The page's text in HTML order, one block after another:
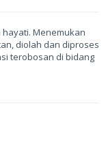
Menemukan
diolah dan diproses
terobosan di bidang